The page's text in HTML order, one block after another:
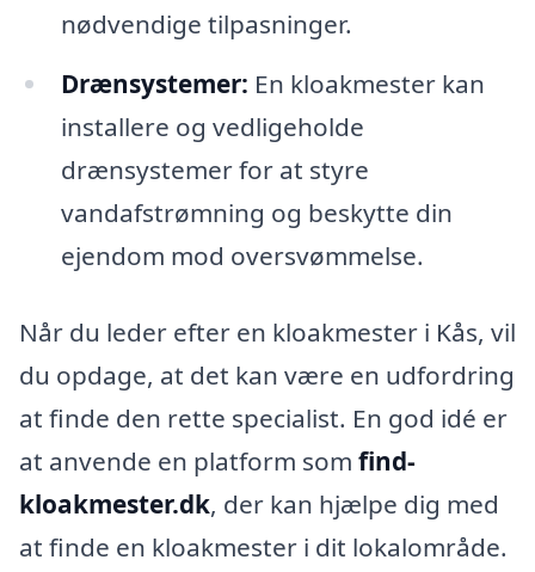
nødvendige tilpasninger.
Drænsystemer: En kloakmester kan
installere og vedligeholde
drænsystemer for at styre
vandafstrømning og beskytte din
ejendom mod oversvømmelse.
Når du leder efter en kloakmester i Kås, vil
du opdage, at det kan være en udfordring
at finde den rette specialist. En god idé er
at anvende en platform som find-
kloakmester.dk, der kan hjælpe dig med
at finde en kloakmester i dit lokalområde.